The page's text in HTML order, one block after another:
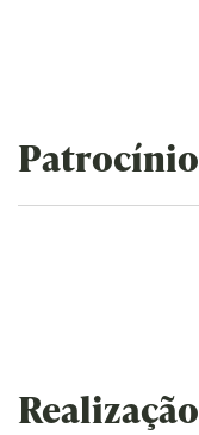
Patrocínio
Realização